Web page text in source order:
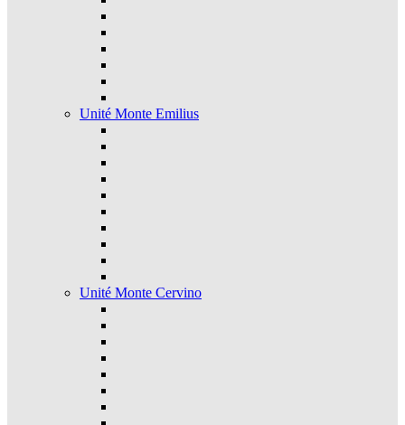
Unité Monte Emilius
Unité Monte Cervino